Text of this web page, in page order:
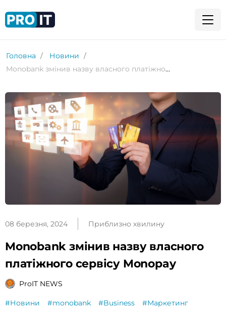
Головна
Новини
Monobank змінив назву власного платіжного сервісу Monopay
08 березня, 2024 Приблизно хвилину
Monobank змінив назву власного
платіжного сервісу Monopay
ProIT NEWS
#Новини #monobank #Business
#Маркетинг